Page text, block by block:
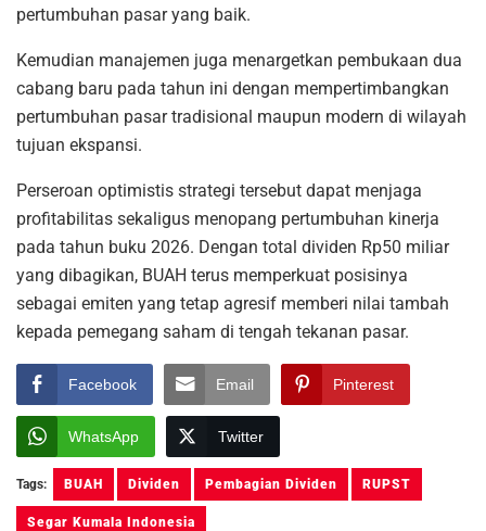
pertumbuhan pasar yang baik.
Kemudian manajemen juga menargetkan pembukaan dua
cabang baru pada tahun ini dengan mempertimbangkan
pertumbuhan pasar tradisional maupun modern di wilayah
tujuan ekspansi.
Perseroan optimistis strategi tersebut dapat menjaga
profitabilitas sekaligus menopang pertumbuhan kinerja
pada tahun buku 2026. Dengan total dividen Rp50 miliar
yang dibagikan, BUAH terus memperkuat posisinya
sebagai emiten yang tetap agresif memberi nilai tambah
kepada pemegang saham di tengah tekanan pasar.
Facebook Email Pinterest
WhatsApp Twitter
Tags: BUAH Dividen Pembagian Dividen RUPST
Segar Kumala Indonesia